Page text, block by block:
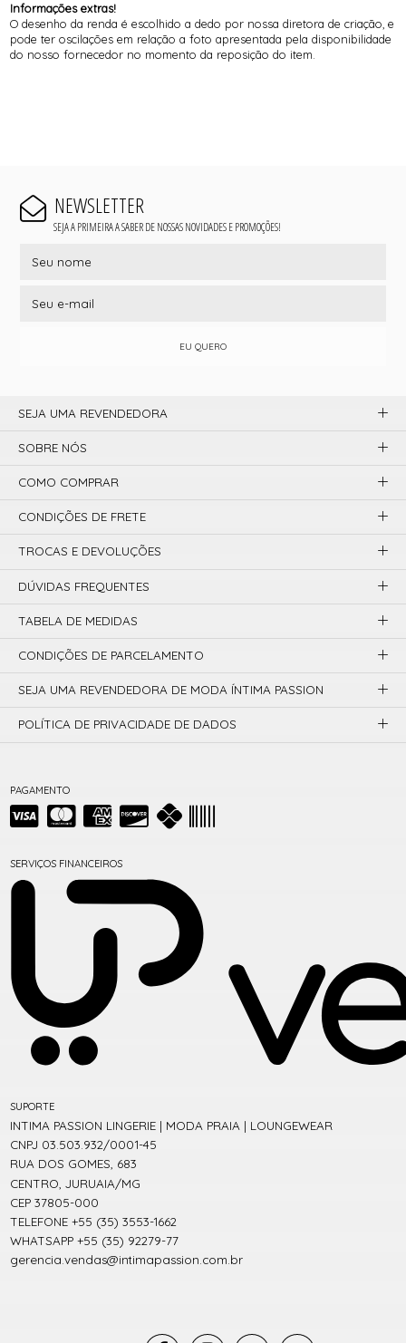
Informações extras!
O desenho da renda é escolhido a dedo por nossa diretora de criação, e
pode ter oscilações em relação a foto apresentada pela disponibilidade
do nosso fornecedor no momento da reposição do item.
NEWSLETTER
SEJA A PRIMEIRA A SABER DE NOSSAS NOVIDADES E PROMOÇÕES!
EU QUERO
PAGAMENTO
SERVIÇOS FINANCEIROS
SUPORTE
INTIMA PASSION LINGERIE | MODA PRAIA | LOUNGEWEAR
CNPJ 03.503.932/0001-45
RUA DOS GOMES, 683
CENTRO, JURUAIA/MG
CEP 37805-000
TELEFONE +55 (35) 3553-1662
WHATSAPP +55 (35) 92279-77
gerencia.vendas@intimapassion.com.br
SEJA UMA REVENDEDORA
SOBRE NÓS
COMO COMPRAR
CONDIÇÕES DE FRETE
TROCAS E DEVOLUÇÕES
DÚVIDAS FREQUENTES
TABELA DE MEDIDAS
CONDIÇÕES DE PARCELAMENTO
SEJA UMA REVENDEDORA DE MODA ÍNTIMA PASSION
POLÍTICA DE PRIVACIDADE DE DADOS